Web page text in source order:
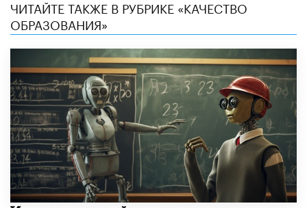
ЧИТАЙТЕ ТАКЖЕ В РУБРИКЕ «КАЧЕСТВО
ОБРАЗОВАНИЯ»